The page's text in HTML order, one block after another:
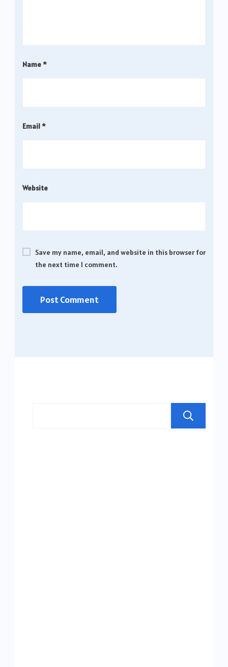
Name*
Email*
Website
Save my name, email, and website in this browser for
the next time I comment.